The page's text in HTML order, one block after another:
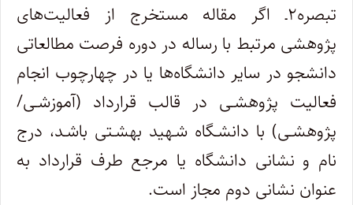
تبصره۲ـ اگر مقاله مستخرج از فعالیت‌های
پژوهشی مرتبط با رساله در دوره فرصت مطالعاتی
دانشجو در سایر دانشگاه‌ها یا در چهارچوب انجام
فعالیت پژوهشـی در قالب قرارداد (آموزشـی/
پژوهشـی) با دانشـگاه شـهید بهشـتی باشـد، درج
نام و نشانی دانشگاه یا مرجع طرف قرارداد به
عنوان نشانی دوم مجاز است.